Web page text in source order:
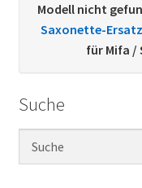
Datenschutzerklärung
Kontakt
Sachs Ersatzteile
Modell nicht
Saxonette-
für Mifa /
Suche